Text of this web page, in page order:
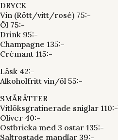
DRYCK
Vin (Rött/vitt/rosé) 75:-
Öl 75:-
Drink 95:-
Champagne 135:-
Crémant 115:-
Läsk 42:-
Alkoholfritt vin/öl 55:-
SMÅRÄTTER
Vitlöksgratinerade sniglar
Oliver 40:-
Ostbricka med 3 ostar 135:-
Saltrostade mandlar 39:-